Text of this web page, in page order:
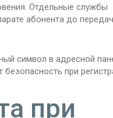
Отдельные службы
абонента до
символ в адресной
при
при